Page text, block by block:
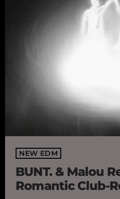
NEW EDM
BUNT. & Malou
Romantic Club-